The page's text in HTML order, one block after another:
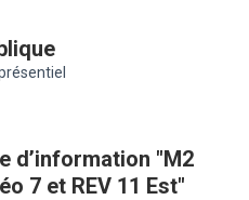
d’information "M2
7 et REV 11 Est"